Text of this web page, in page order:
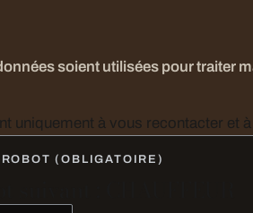
soient utilisées pour traiter
(OBLIGATOIRE)